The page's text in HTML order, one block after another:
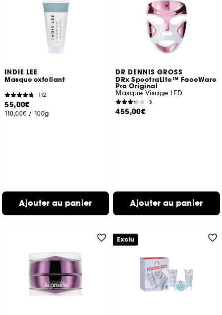
INDIE LEE
Masque exfoliant
112
55,00€
110,00€ / 100g
Ajouter au panier
DR DENNIS GROSS
DRx SpectraLite™ FaceWare
Pro Original
Masque Visage LED
3
455,00€
Ajouter au panier
Exclu